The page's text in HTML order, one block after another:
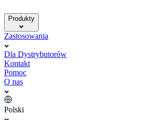
Produkty
Zastosowania
Dla Dystrybutorów
Kontakt
Pomoc
O nas
Polski